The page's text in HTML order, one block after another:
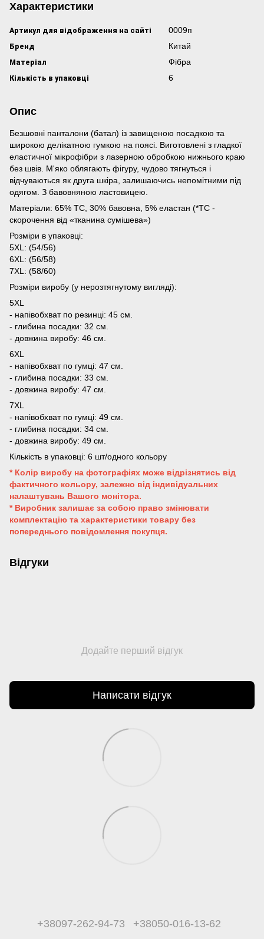
Характеристики
Артикул для відображення на сайті 0009п
Бренд Китай
Матеріал Фібра
Кількість в упаковці 6
Опис
Безшовні панталони (батал) із завищеною посадкою та
широкою делікатною гумкою на поясі. Виготовлені з гладкої
еластичної мікрофібри з лазерною обробкою нижнього краю
без швів. М'яко облягають фігуру, чудово тягнуться і
відчуваються як друга шкіра, залишаючись непомітними під
одягом. З бавовняною ластовицею.
Матеріали: 65% ТС, 30% бавовна, 5% еластан (*ТС -
скорочення від «тканина сумішева»)
Розміри в упаковці:
5XL: (54/56)
6XL: (56/58)
7XL: (58/60)
Розміри виробу (у нерозтягнутому вигляді):
5XL
- напівобхват по резинці: 45 см.
- глибина посадки: 32 см.
- довжина виробу: 46 см.
6XL
- напівобхват по гумці: 47 см.
- глибина посадки: 33 см.
- довжина виробу: 47 см.
7XL
- напівобхват по гумці: 49 см.
- глибина посадки: 34 см.
- довжина виробу: 49 см.
Кількість в упаковці: 6 шт/одного кольору
* Колір виробу на фотографіях може відрізнятись від
фактичного кольору, залежно від індивідуальних
налаштувань Вашого монітора.
* Виробник залишає за собою право змінювати
комплектацію та характеристики товару без
попереднього повідомлення покупця.
Відгуки
Додайте перший відгук
Написати відгук
+38097-262-94-73
+38050-016-13-62